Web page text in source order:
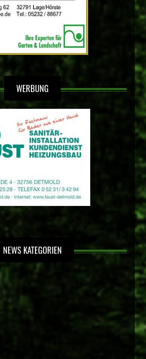
WERBUNG
NEWS KATEGORIEN